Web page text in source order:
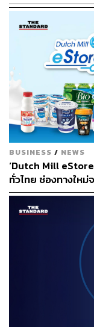
เปิดข้อตกลงอาลีบา
เล็กอยู่ยาก
“ผู้คนหาเรื่องให้วิจ
และทีมของเขาไม่เ
สิ่งที่เราควรจะเป็น”
เป็นประโยคเด็ดจ
การผูกขาดทางกา
ระหว่างรัฐบาลไท
ประเทศจีน ไม่เพีย
สังคมยังยอมรับเข
BUSINESS / NEWS
‘Dutch Mill
ทั่วไทย ช่องทางให
ประเทศ ส่งไว สั่งก่
เย็นตรงจากโรงงา